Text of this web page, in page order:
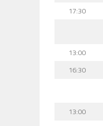
17:30
13:00
16:30
13:00